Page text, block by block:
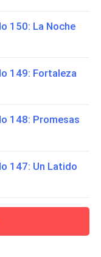
150: La Noche
149: Fortaleza
148: Promesas
147: Un Latido